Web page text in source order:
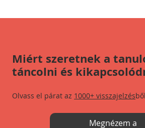
Miért szeretnek a
táncolni és
Olvass el párat az 1000+ visszajelzés
Megnézem a